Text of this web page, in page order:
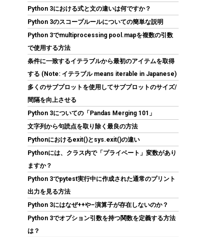
ARCTIC MX-4（スパチュラ付属・4g）–
CPU/GPU 用 高性能サーマルグリス、非常に高
い熱伝導率、長期耐久、安全で簡単な塗布
(54570114 GBP 6.54 (2026-08-07
04:03 GMT +09:00 時点 - 詳細はこちら )
Python 3における式と文の違いは何ですか？
Python 3のスコープルールについての簡単な説明
Python 3でmultiprocessing pool.mapを複数の引数
で使用する方法
条件に一致するイテラブルから最初のアイテムを取得
する (Note: イテラブル means iterable in Japanese)
多くのサブプロットを使用してサブプロットのサイズ/
間隔を向上させる
Python 3についての「Pandas Merging 101」
文字列から句読点を取り除く最良の方法
Pythonにおけるexit()とsys.exit()の違い
Pythonには、クラス内で「プライベート」変数があり
ますか？
Python 3でpytest実行中に作成された通常のプリント
出力を見る方法
Python 3にはなぜ++や–演算子が存在しないのか？
Python 3でオプション引数を持つ関数を定義する方法
は？